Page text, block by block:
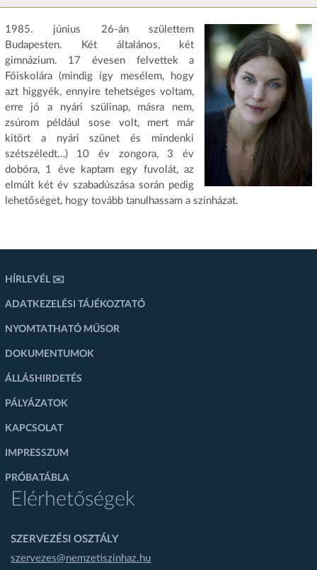
1985. június 26-án születtem
Budapesten. Két általános, két
gimnázium. 17 évesen felvettek a
Főiskolára (mindig így mesélem, hogy
azt higgyék, ennyire tehetséges voltam,
erre jó a nyári szülinap, másra nem,
zsúrom például sose volt, mert már
kitört a nyári szünet és mindenki
szétszéledt…) 10 év zongora, 3 év
dobóra, 1 éve kaptam egy fuvolát, az
elmúlt két év szabadúszása során pedig
lehetőséget, hogy tovább tanulhassam a színházat.
HÍRLEVÉL ✉️
ADATKEZELÉSI TÁJÉKOZTATÓ
NYOMTATHATÓ MŰSOR
DOKUMENTUMOK
ÁLLÁSHIRDETÉS
PÁLYÁZATOK
KAPCSOLAT
IMPRESSZUM
PRÓBATÁBLA
Elérhetőségek
SZERVEZÉSI OSZTÁLY
szervezes@nemzetiszinhaz.hu